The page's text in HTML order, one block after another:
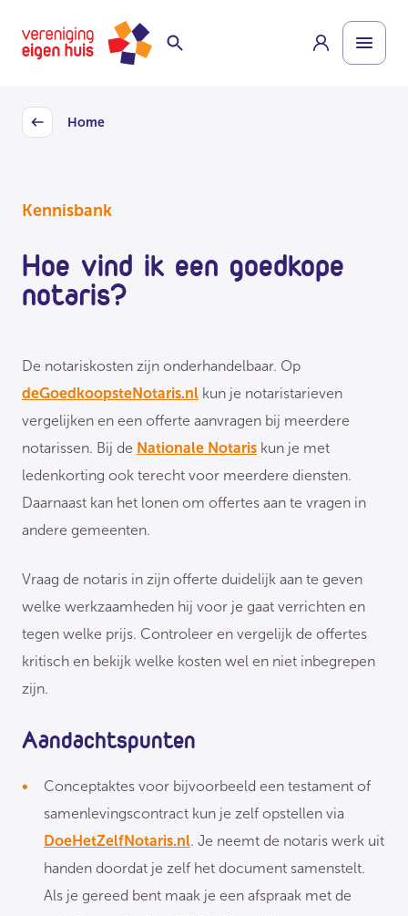
naar
hoofdinhoud
Homepage
Back
Home
Kennisbank
Hoe vind ik een goedkope
notaris?
De notariskosten zijn onderhandelbaar. Op
deGoedkoopsteNotaris.nl kun je notaristarieven
vergelijken en een offerte aanvragen bij meerdere
notarissen. Bij de Nationale Notaris kun je met
ledenkorting ook terecht voor meerdere diensten.
Daarnaast kan het lonen om offertes aan te vragen in
andere gemeenten.
Vraag de notaris in zijn offerte duidelijk aan te geven
welke werkzaamheden hij voor je gaat verrichten en
tegen welke prijs. Controleer en vergelijk de offertes
kritisch en bekijk welke kosten wel en niet inbegrepen
zijn.
Aandachtspunten
Conceptaktes voor bijvoorbeeld een testament of
samenlevingscontract kun je zelf opstellen via
DoeHetZelfNotaris.nl. Je neemt de notaris werk uit
handen doordat je zelf het document samenstelt.
Als je gereed bent maak je een afspraak met de